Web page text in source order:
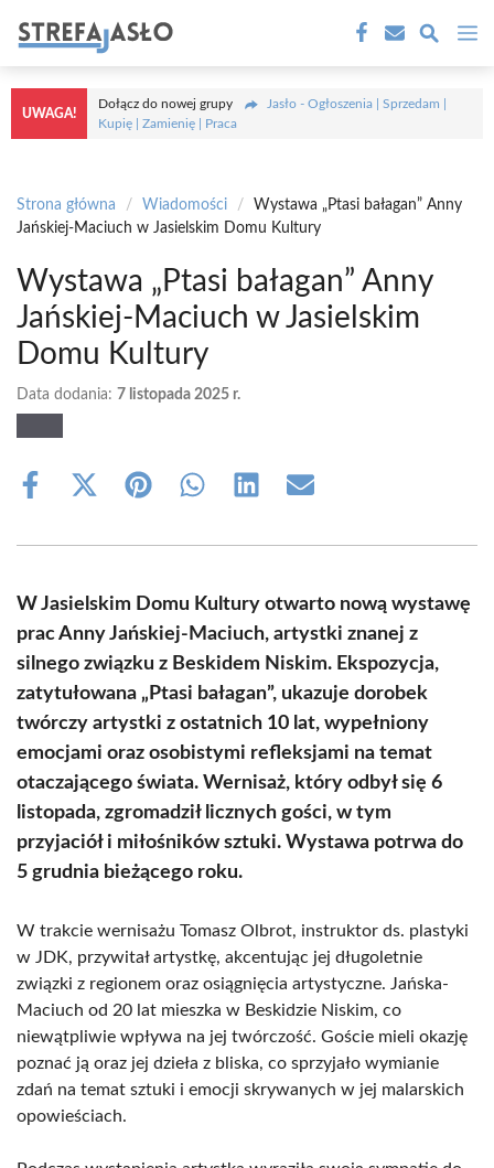
treści
UWAGA!
Dołącz do nowej grupy
Jasło - Ogłoszenia | Sprzedam |
Kupię | Zamienię | Praca
Strona główna / Wiadomości /
Wystawa „Ptasi bałagan” Anny
Jańskiej-Maciuch w Jasielskim Domu Kultury
Wystawa „Ptasi bałagan” Anny
Jańskiej-Maciuch w Jasielskim
Domu Kultury
Data dodania: 7 listopada 2025 r.
Share
Share
(Twitter)
Share Share Share Share
W Jasielskim Domu Kultury otwarto nową wystawę
prac Anny Jańskiej-Maciuch, artystki znanej z
silnego związku z Beskidem Niskim. Ekspozycja,
zatytułowana „Ptasi bałagan”, ukazuje dorobek
twórczy artystki z ostatnich 10 lat, wypełniony
emocjami oraz osobistymi refleksjami na temat
otaczającego świata. Wernisaż, który odbył się 6
listopada, zgromadził licznych gości, w tym
przyjaciół i miłośników sztuki. Wystawa potrwa do
5 grudnia bieżącego roku.
W trakcie wernisażu Tomasz Olbrot, instruktor ds. plastyki
w JDK, przywitał artystkę, akcentując jej długoletnie
związki z regionem oraz osiągnięcia artystyczne. Jańska-
Maciuch od 20 lat mieszka w Beskidzie Niskim, co
niewątpliwie wpływa na jej twórczość. Goście mieli okazję
poznać ją oraz jej dzieła z bliska, co sprzyjało wymianie
zdań na temat sztuki i emocji skrywanych w jej malarskich
opowieściach.